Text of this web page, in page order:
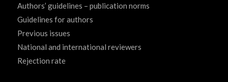
Authors’ guidelines – publication norms
Guidelines for authors
Previous issues
National and international reviewers
Rejection rate